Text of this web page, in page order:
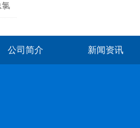
氯
公司简介 新闻资讯